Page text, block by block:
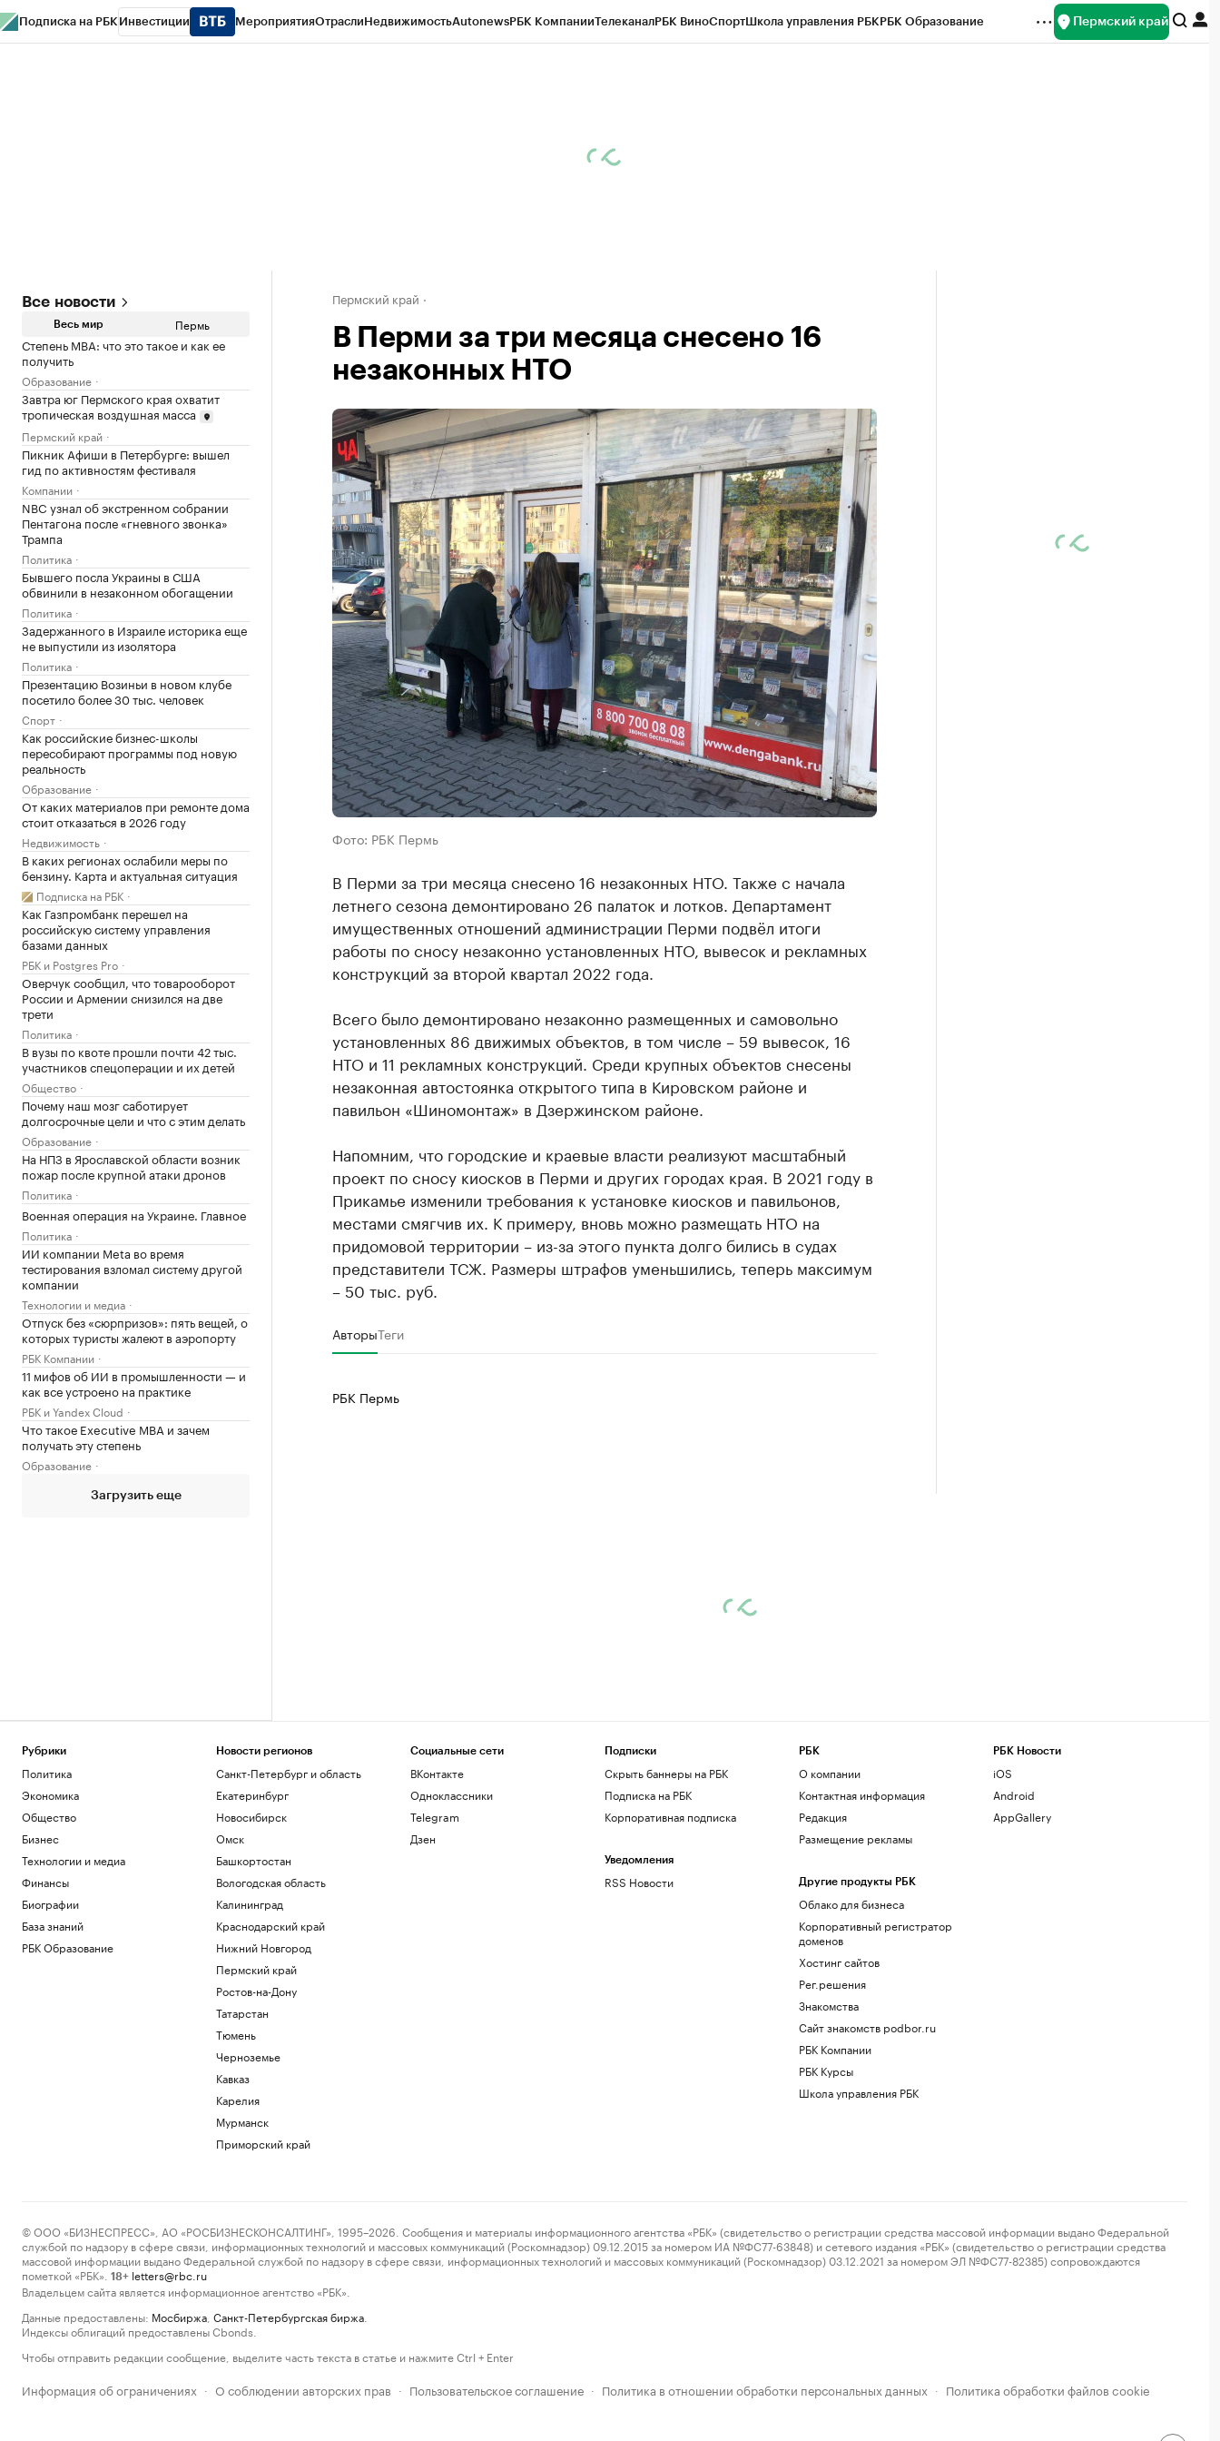
Подписка на РБК Инвестиции МероприятияОтраслиНедвижимостьAutonewsРБК КомпанииТелеканалРБК ВиноСпортШкола управления РБКРБК Образование Пермский край
Все новости
Весь мир Пермь
Степень MBA: что это такое и как ее
получить
Образование
Завтра юг Пермского края охватит
тропическая воздушная масса
Пермский край
Пикник Афиши в Петербурге: вышел
гид по активностям фестиваля
Компании
NBC узнал об экстренном собрании
Пентагона после «гневного звонка»
Трампа
Политика
Бывшего посла Украины в США
обвинили в незаконном обогащении
Политика
Задержанного в Израиле историка еще
не выпустили из изолятора
Политика
Презентацию Возиньи в новом клубе
посетило более 30 тыс. человек
Спорт
Как российские бизнес-школы
пересобирают программы под новую
реальность
Образование
От каких материалов при ремонте дома
стоит отказаться в 2026 году
Недвижимость
В каких регионах ослабили меры по
бензину. Карта и актуальная ситуация
Подписка на РБК
Как Газпромбанк перешел на
российскую систему управления
базами данных
РБК и Postgres Pro
Оверчук сообщил, что товарооборот
России и Армении снизился на две
трети
Политика
В вузы по квоте прошли почти 42 тыс.
участников спецоперации и их детей
Общество
Почему наш мозг саботирует
долгосрочные цели и что с этим делать
Образование
На НПЗ в Ярославской области возник
пожар после крупной атаки дронов
Политика
Военная операция на Украине. Главное
Политика
ИИ компании Meta во время
тестирования взломал систему другой
компании
Технологии и медиа
Отпуск без «сюрпризов»: пять вещей, о
которых туристы жалеют в аэропорту
РБК Компании
11 мифов об ИИ в промышленности — и
как все устроено на практике
РБК и Yandex Cloud
Что такое Executive MBA и зачем
получать эту степень
Образование
Загрузить еще
Пермский край
В Перми за три месяца снесено 16
незаконных НТО
Фото: РБК Пермь
В Перми за три месяца снесено 16 незаконных НТО. Также с начала
летнего сезона демонтировано 26 палаток и лотков. Департамент
имущественных отношений администрации Перми подвёл итоги
работы по сносу незаконно установленных НТО, вывесок и рекламных
конструкций за второй квартал 2022 года.
Всего было демонтировано незаконно размещенных и самовольно
установленных 86 движимых объектов, в том числе – 59 вывесок, 16
НТО и 11 рекламных конструкций. Среди крупных объектов снесены
незаконная автостоянка открытого типа в Кировском районе и
павильон «Шиномонтаж» в Дзержинском районе.
Напомним, что городские и краевые власти реализуют масштабный
проект по сносу киосков в Перми и других городах края. В 2021 году в
Прикамье изменили требования к установке киосков и павильонов,
местами смягчив их. К примеру, вновь можно размещать НТО на
придомовой территории – из-за этого пункта долго бились в судах
представители ТСЖ. Размеры штрафов уменьшились, теперь максимум
– 50 тыс. руб.
АвторыТеги
РБК Пермь
Рубрики
Политика
Экономика
Общество
Бизнес
Технологии и медиа
Финансы
Биографии
База знаний
РБК Образование
Новости регионов
Санкт-Петербург и область
Екатеринбург
Новосибирск
Омск
Башкортостан
Вологодская область
Калининград
Краснодарский край
Нижний Новгород
Пермский край
Ростов-на-Дону
Татарстан
Тюмень
Черноземье
Кавказ
Карелия
Мурманск
Приморский край
Социальные сети
ВКонтакте
Одноклассники
Telegram
Дзен
Подписки
Скрыть баннеры на РБК
Подписка на РБК
Корпоративная подписка
Уведомления
RSS Новости
РБК
О компании
Контактная информация
Редакция
Размещение рекламы
Другие продукты РБК
Облако для бизнеса
Корпоративный регистратор
доменов
Хостинг сайтов
Рег.решения
Знакомства
Сайт знакомств podbor.ru
РБК Компании
РБК Курсы
Школа управления РБК
РБК Новости
iOS
Android
AppGallery
© ООО «БИЗНЕСПРЕСС», АО «РОСБИЗНЕСКОНСАЛТИНГ», 1995–2026. Сообщения и материалы информационного агентства «РБК» (свидетельство о регистрации средства массовой информации выдано Федеральной
службой по надзору в сфере связи, информационных технологий и массовых коммуникаций (Роскомнадзор) 09.12.2015 за номером ИА №ФС77-63848) и сетевого издания «РБК» (свидетельство о регистрации средства
массовой информации выдано Федеральной службой по надзору в сфере связи, информационных технологий и массовых коммуникаций (Роскомнадзор) 03.12.2021 за номером ЭЛ №ФС77-82385) сопровождаются
пометкой «РБК».
18+ letters@rbc.ru
Владельцем сайта является информационное агентство «РБК».
Данные предоставлены: Мосбиржа Санкт-Петербургская биржа
Индексы облигаций предоставлены Cbonds.
Чтобы отправить редакции сообщение, выделите часть текста в статье и нажмите Ctrl + Enter
Информация об ограничениях · О соблюдении авторских прав · Пользовательское соглашение · Политика в отношении обработки персональных данных · Политика обработки файлов cookie